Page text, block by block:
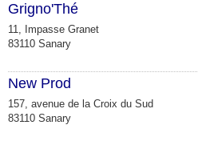
Grigno'Thé
11, Impasse Granet
83110 Sanary
New Prod
157, avenue de la Croix du Sud
83110 Sanary